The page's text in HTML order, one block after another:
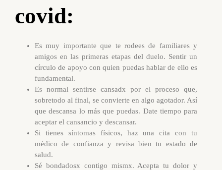
covid:
Es muy importante que te rodees de familiares y
amigos en las primeras etapas del duelo. Sentir un
círculo de apoyo con quien puedas hablar de ello es
fundamental.
Es normal sentirse cansadx por el proceso que,
sobretodo al final, se convierte en algo agotador. Así
que descansa lo más que puedas. Date tiempo para
aceptar el cansancio y descansar.
Si tienes síntomas físicos, haz una cita con tu
médico de confianza y revisa bien tu estado de
salud.
Sé bondadosx contigo mismx. Acepta tu dolor y